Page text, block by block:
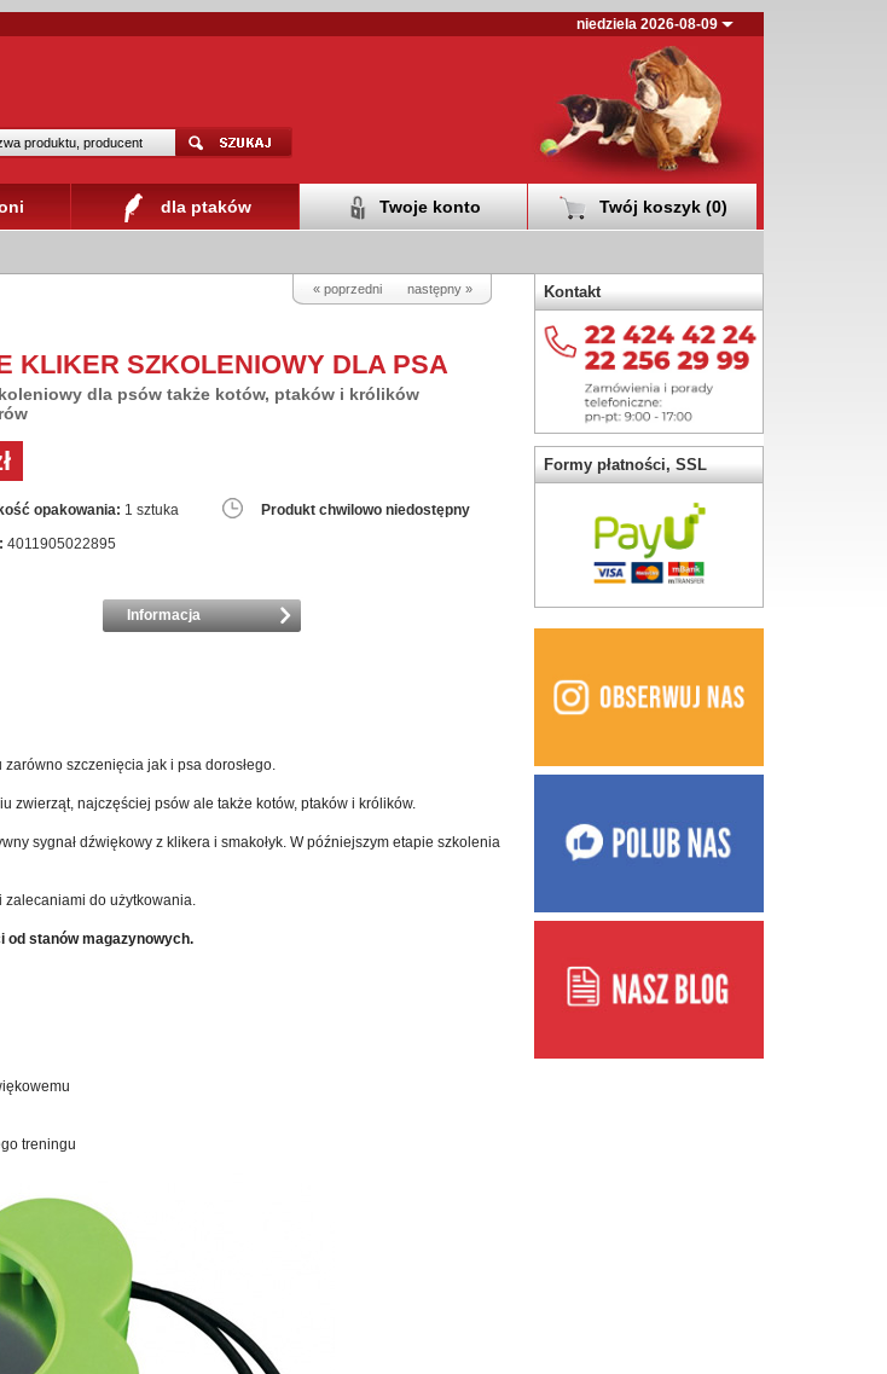
niedziela 2026-08-09
dla ptaków Twoje konto Twój koszyk (0)
« poprzedni następny »
KLIKER SZKOLENIOWY DLA PSA
dla psów także kotów, ptaków i królików
opakowania: 1 sztuka
Produkt chwilowo niedostępny
4011905022895
Informacja
szczenięcia jak i psa dorosłego.
zwierząt, najczęściej psów ale także kotów, ptaków i królików.
sygnał dźwiękowy z klikera i smakołyk. W późniejszym etapie szkolenia
zalecaniami do użytkowania.
od stanów magazynowych.
treningu
Kontakt
Formy płatności, SSL